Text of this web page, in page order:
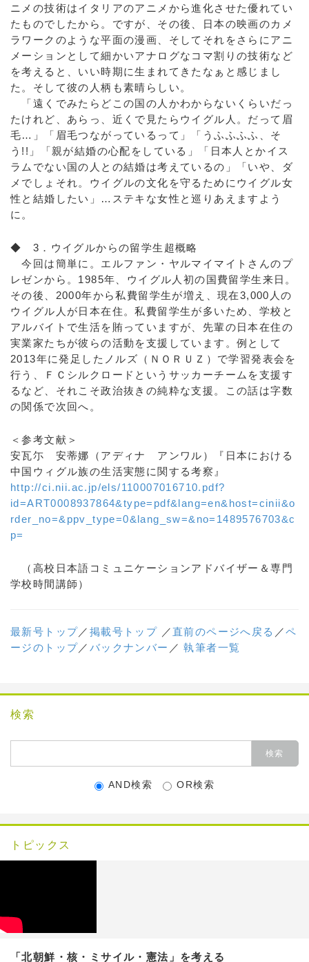
ニメの技術はイタリアのアニメから進化させた優れてい
たものでしたから。ですが、その後、日本の映画のカメ
ラワークのような平面の漫画、そしてそれをさらにアニ
メーションとして細かいアナログなコマ割りの技術など
を考えると、いい時期に生まれてきたなぁと感じまし
た。そして彼の人柄も素晴らしい。
「遠くでみたらどこの国の人かわからないくらいだっ
たけれど、あらっ、近くで見たらウイグル人。だって眉
毛…」「眉毛つながっているって」「うふふふふ、そ
う!!」「親が結婚の心配をしている」「日本人とかイス
ラムでない国の人との結婚は考えているの」「いや、ダ
メでしょそれ。ウイグルの文化を守るためにウイグル女
性と結婚したい」…ステキな女性と巡りあえますよう
に。
◆ 3．ウイグルからの留学生超概略
今回は簡単に。エルファン・ヤルマイマイトさんのプ
レゼンから。1985年、ウイグル人初の国費留学生来日。
その後、2000年から私費留学生が増え、現在3,000人の
ウイグル人が日本在住。私費留学生が多いため、学校と
アルバイトで生活を賄っていますが、先輩の日本在住の
実業家たちが彼らの活動を支援しています。例として
2013年に発足したノルズ（ＮＯＲＵＺ）で学習発表会を
行う、ＦＣシルクロードというサッカーチームを支援す
るなど、それこそ政治抜きの純粋な支援。この話は字数
の関係で次回へ。
＜参考文献＞
安瓦尓 安蒂娜（アディナ アンワル）『日本における
中国ウィグル族の生活実態に関する考察』
http://ci.nii.ac.jp/els/110007016710.pdf?
id=ART0008937864&type=pdf&lang=en&host=cinii&o
rder_no=&ppv_type=0&lang_sw=&no=1489576703&c
p=
（高校日本語コミュニケーションアドバイザー＆専門
学校時間講師）
最新号トップ／ 掲載号トップ ／直前のページへ戻る ／ペ
ージのトップ／ バックナンバー ／執筆者一覧
検索
AND検索 OR検索
トピックス
「北朝鮮・核・ミサイル・憲法」を考える